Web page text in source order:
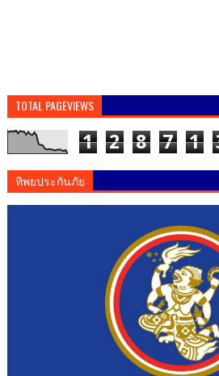
TOTAL PAGEVIEWS
1 2 8 7 1
ทิพยประกันภัย